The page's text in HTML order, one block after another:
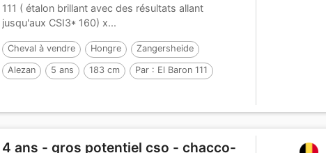
111 ( étalon brillant avec des résultats allant
jusqu'aux CSI3* 160) x...
Cheval à vendre Hongre Zangersheide
Alezan 5 ans 183 cm Par : El Baron 111
4 ans - gros potentiel cso - chacco-